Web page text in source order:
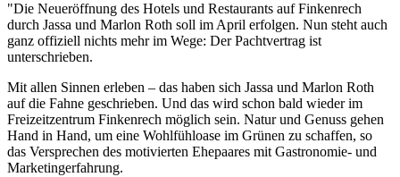
"Die Neueröffnung des Hotels und Restaurants auf Finkenrech
durch Jassa und Marlon Roth soll im April erfolgen. Nun steht auch
ganz offiziell nichts mehr im Wege: Der Pachtvertrag ist
unterschrieben.
Mit allen Sinnen erleben – das haben sich Jassa und Marlon Roth
auf die Fahne geschrieben. Und das wird schon bald wieder im
Freizeitzentrum Finkenrech möglich sein. Natur und Genuss gehen
Hand in Hand, um eine Wohlfühloase im Grünen zu schaffen, so
das Versprechen des motivierten Ehepaares mit Gastronomie- und
Marketingerfahrung.